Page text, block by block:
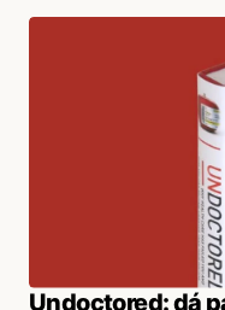
Undoctored: dá